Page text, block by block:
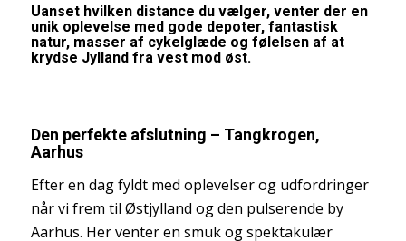
Uanset hvilken distance du vælger, venter der en
unik oplevelse med gode depoter, fantastisk
natur, masser af cykelglæde og følelsen af at
krydse Jylland fra vest mod øst.
Den perfekte afslutning – Tangkrogen,
Aarhus
Efter en dag fyldt med oplevelser og udfordringer
når vi frem til Østjylland og den pulserende by
Aarhus. Her venter en smuk og spektakulær